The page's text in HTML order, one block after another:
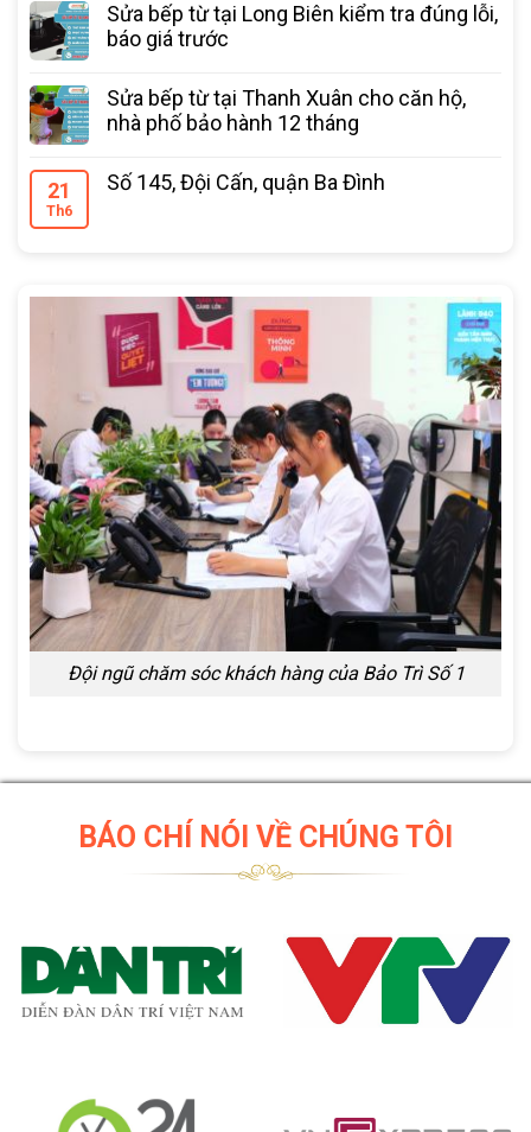
Sửa bếp từ tại Long Biên kiểm tra đúng lỗi,
báo giá trước
Sửa bếp từ tại Thanh Xuân cho căn hộ,
nhà phố bảo hành 12 tháng
21
Th6
Số 145, Đội Cấn, quận Ba Đình
Đội ngũ chăm sóc khách hàng của Bảo Trì Số 1
BÁO CHÍ NÓI VỀ CHÚNG TÔI